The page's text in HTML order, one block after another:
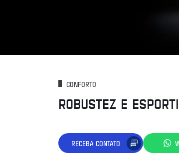
CONFORTO
ROBUSTEZ E
RECEBA CONTATO